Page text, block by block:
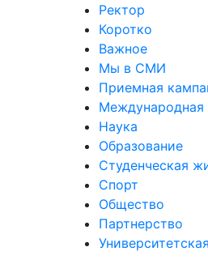
Ректор
Коротко
Важное
Мы в СМИ
Приемная
Международная
Наука
Образование
Студенческая
Спорт
Общество
Партнерство